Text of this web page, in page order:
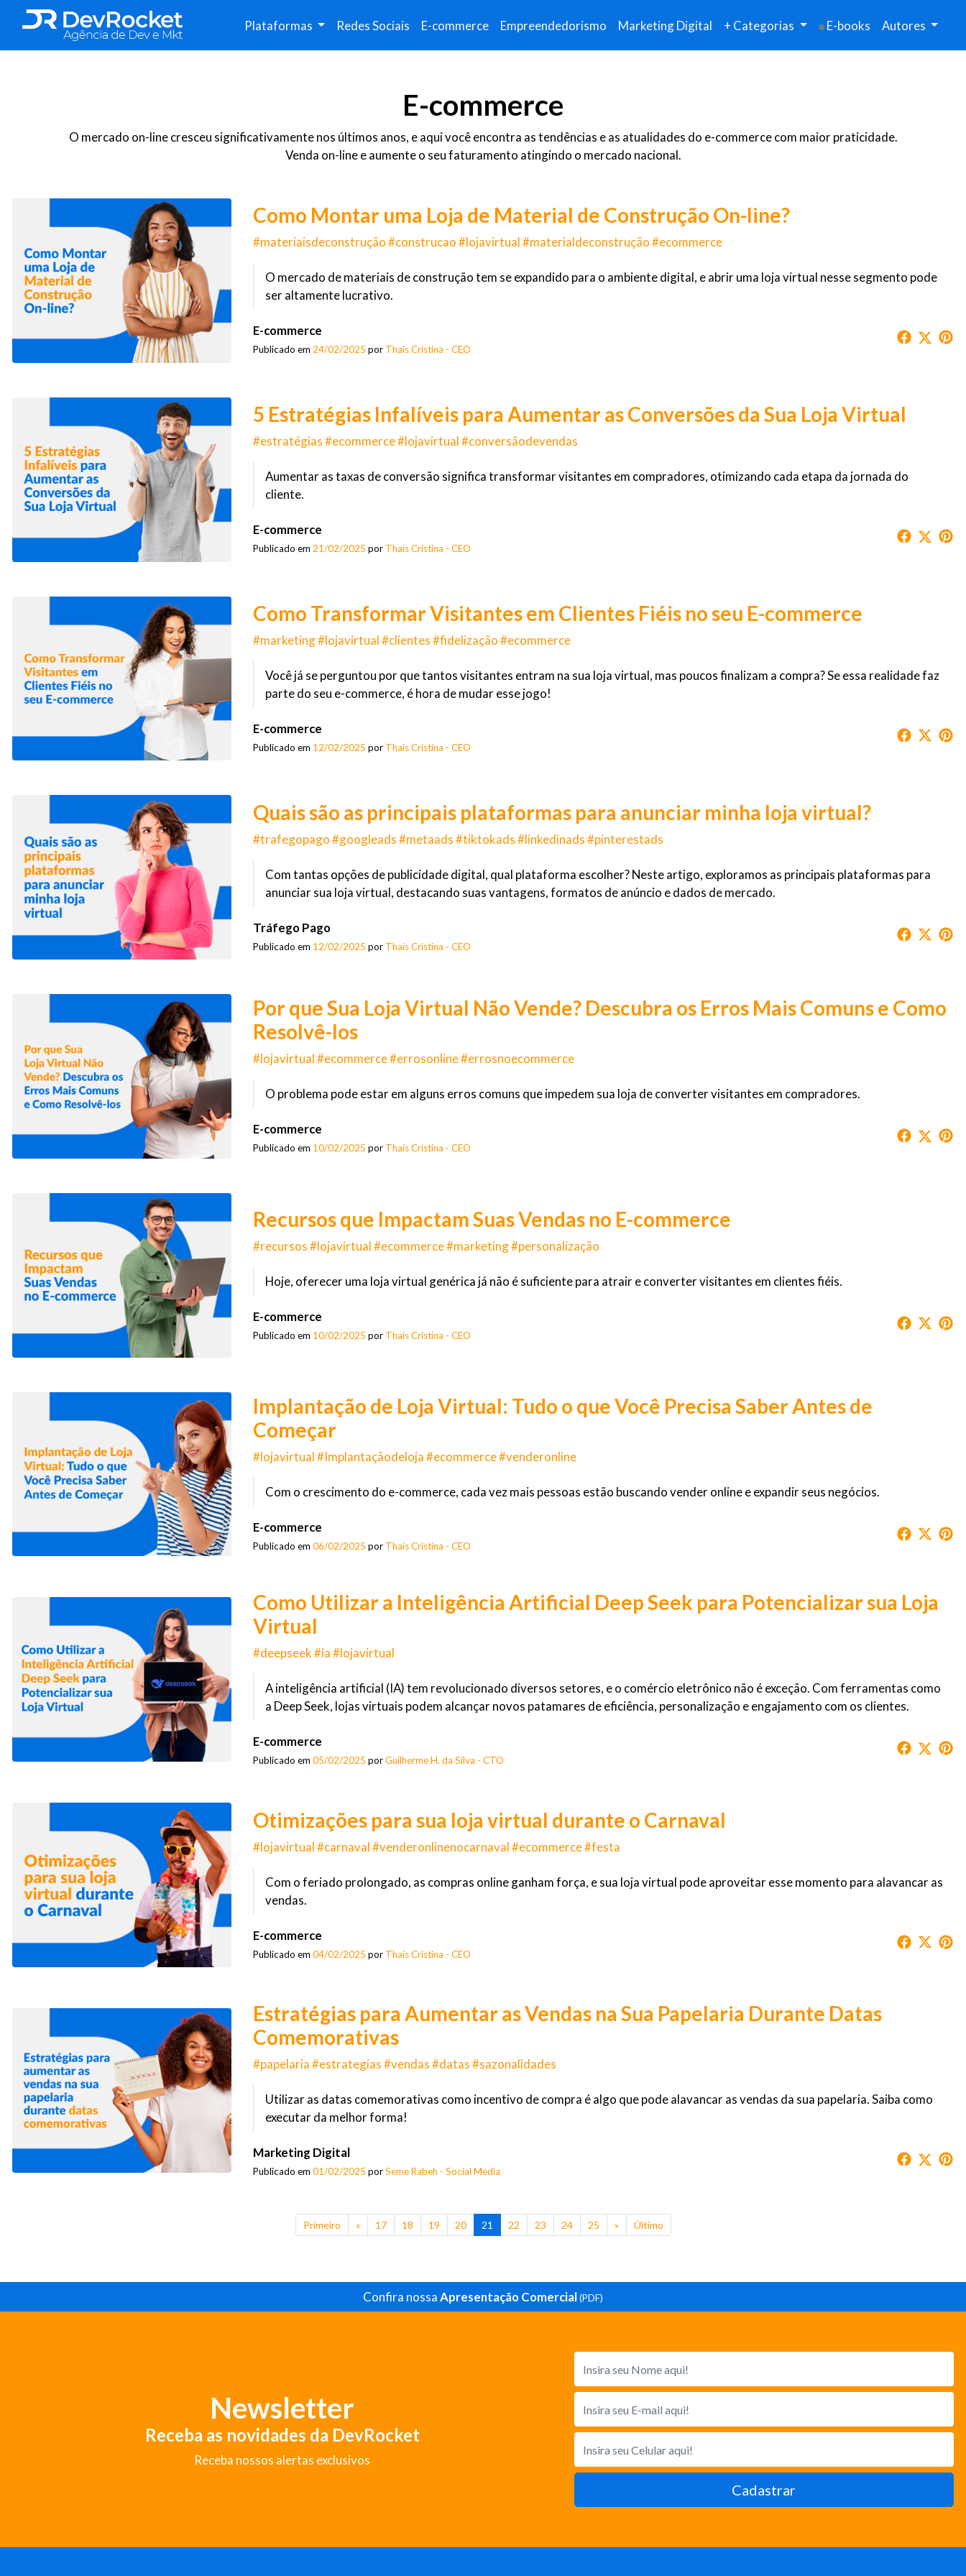
Plataformas Redes Sociais E-commerce Empreendedorismo Marketing Digital + Categorias E-books Autores
E-commerce
O mercado on-line cresceu significativamente nos últimos anos, e aqui você encontra as tendências e as atualidades do e-commerce com maior praticidade.
Venda on-line e aumente o seu faturamento atingindo o mercado nacional.
Como Montar uma Loja de Material de Construção On-line?
#materiaisdeconstrução #construcao #lojavirtual #materialdeconstrução #ecommerce
O mercado de materiais de construção tem se expandido para o ambiente digital, e abrir uma loja virtual nesse segmento pode
ser altamente lucrativo.
E-commerce
Publicado em 24/02/2025 por Thaís Cristina - CEO
5 Estratégias Infalíveis para Aumentar as Conversões da Sua Loja Virtual
#estratégias #ecommerce #lojavirtual #conversãodevendas
Aumentar as taxas de conversão significa transformar visitantes em compradores, otimizando cada etapa da jornada do
cliente.
E-commerce
Publicado em 21/02/2025 por Thaís Cristina - CEO
Como Transformar Visitantes em Clientes Fiéis no seu E-commerce
#marketing #lojavirtual #clientes #fidelização #ecommerce
Você já se perguntou por que tantos visitantes entram na sua loja virtual, mas poucos finalizam a compra? Se essa realidade faz
parte do seu e-commerce, é hora de mudar esse jogo!
E-commerce
Publicado em 12/02/2025 por Thaís Cristina - CEO
Quais são as principais plataformas para anunciar minha loja virtual?
#trafegopago #googleads #metaads #tiktokads #linkedinads #pinterestads
Com tantas opções de publicidade digital, qual plataforma escolher? Neste artigo, exploramos as principais plataformas para
anunciar sua loja virtual, destacando suas vantagens, formatos de anúncio e dados de mercado.
Tráfego Pago
Publicado em 12/02/2025 por Thaís Cristina - CEO
Por que Sua Loja Virtual Não Vende? Descubra os Erros Mais Comuns e Como
Resolvê-los
#lojavirtual #ecommerce #errosonline #errosnoecommerce
O problema pode estar em alguns erros comuns que impedem sua loja de converter visitantes em compradores.
E-commerce
Publicado em 10/02/2025 por Thaís Cristina - CEO
Recursos que Impactam Suas Vendas no E-commerce
#recursos #lojavirtual #ecommerce #marketing #personalização
Hoje, oferecer uma loja virtual genérica já não é suficiente para atrair e converter visitantes em clientes fiéis.
E-commerce
Publicado em 10/02/2025 por Thaís Cristina - CEO
Implantação de Loja Virtual: Tudo o que Você Precisa Saber Antes de
Começar
#lojavirtual #Implantaçãodeloja #ecommerce #venderonline
Com o crescimento do e-commerce, cada vez mais pessoas estão buscando vender online e expandir seus negócios.
E-commerce
Publicado em 06/02/2025 por Thaís Cristina - CEO
Como Utilizar a Inteligência Artificial Deep Seek para Potencializar sua Loja
Virtual
#deepseek #ia #lojavirtual
A inteligência artificial (IA) tem revolucionado diversos setores, e o comércio eletrônico não é exceção. Com ferramentas como
a Deep Seek, lojas virtuais podem alcançar novos patamares de eficiência, personalização e engajamento com os clientes.
E-commerce
Publicado em 05/02/2025 porGuilherme H. da Silva - CTO
Otimizações para sua loja virtual durante o Carnaval
#lojavirtual #carnaval #venderonlinenocarnaval #ecommerce #festa
Com o feriado prolongado, as compras online ganham força, e sua loja virtual pode aproveitar esse momento para alavancar as
vendas.
E-commerce
Publicado em 04/02/2025 por Thaís Cristina - CEO
Estratégias para Aumentar as Vendas na Sua Papelaria Durante Datas
Comemorativas
#papelaria #estrategias #vendas #datas #sazonalidades
Utilizar as datas comemorativas como incentivo de compra é algo que pode alavancar as vendas da sua papelaria. Saiba como
executar da melhor forma!
Marketing Digital
Publicado em 01/02/2025 porSeme Rabeh - Social Media
Primeiro « 17 18 19 20 21 22 23 24 25 » Último
Confira nossaApresentação Comercial(PDF)
Newsletter
Receba as novidades da DevRocket
Receba nossos alertas exclusivos
Cadastrar